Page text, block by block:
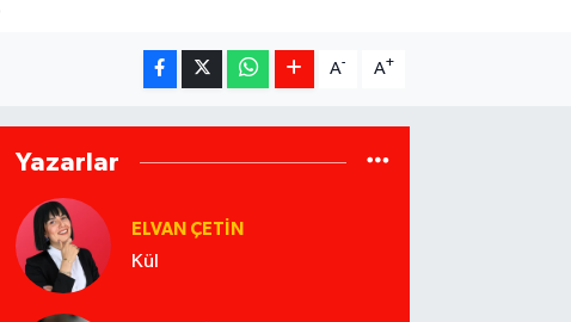
A- A+
Yazarlar
ELVAN ÇETIN
Kül